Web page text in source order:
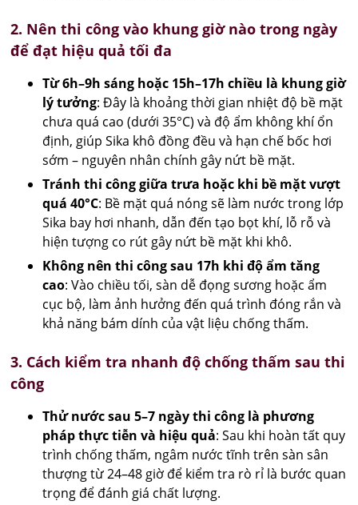
2. Nên thi công vào khung giờ nào trong ngày
để đạt hiệu quả tối đa
Từ 6h–9h sáng hoặc 15h–17h chiều là khung giờ
lý tưởng: Đây là khoảng thời gian nhiệt độ bề mặt
chưa quá cao (dưới 35°C) và độ ẩm không khí ổn
định, giúp Sika khô đồng đều và hạn chế bốc hơi
sớm – nguyên nhân chính gây nứt bề mặt.
Tránh thi công giữa trưa hoặc khi bề mặt vượt
quá 40°C: Bề mặt quá nóng sẽ làm nước trong lớp
Sika bay hơi nhanh, dẫn đến tạo bọt khí, lỗ rỗ và
hiện tượng co rút gây nứt bề mặt khi khô.
Không nên thi công sau 17h khi độ ẩm tăng
cao: Vào chiều tối, sàn dễ đọng sương hoặc ẩm
cục bộ, làm ảnh hưởng đến quá trình đóng rắn và
khả năng bám dính của vật liệu chống thấm.
3. Cách kiểm tra nhanh độ chống thấm sau thi
công
Thử nước sau 5–7 ngày thi công là phương
pháp thực tiễn và hiệu quả: Sau khi hoàn tất quy
trình chống thấm, ngâm nước tĩnh trên sàn sân
thượng từ 24–48 giờ để kiểm tra rò rỉ là bước quan
trọng để đánh giá chất lượng.